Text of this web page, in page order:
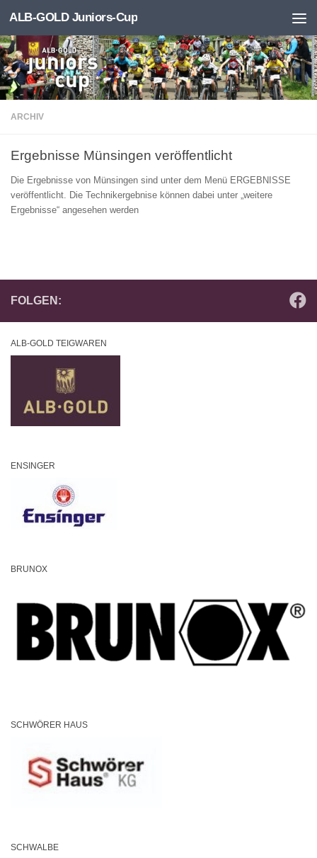
Zum Inhalt springen
ALB-GOLD Juniors-Cup
ARCHIV
Ergebnisse Münsingen veröffentlicht
Die Ergebnisse von Münsingen sind unter dem Menü ERGEBNISSE
veröffentlicht. Die Technikergebnise können dabei unter „weitere
Ergebnisse“ angesehen werden
FOLGEN:
ALB-GOLD TEIGWAREN
ENSINGER
BRUNOX
SCHWÖRER HAUS
SCHWALBE